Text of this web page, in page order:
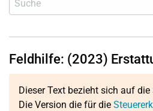
Feldhilfe: (2023)
Dieser Text bezieht sich auf die
Die Version die für die